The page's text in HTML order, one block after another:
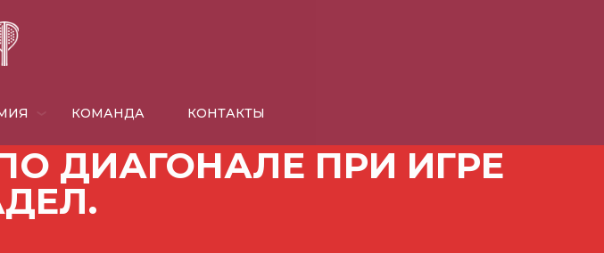
КОМАНДА ​КОНТАКТЫ
ДИАГОНАЛЕ ПРИ ИГРЕ